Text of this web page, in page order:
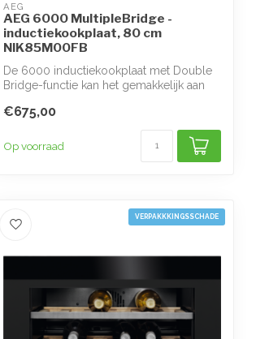
AEG
AEG 6000 MultipleBridge -
inductiekookplaat, 80 cm
NIK85M00FB
De 6000 inductiekookplaat met Double
Bridge-functie kan het gemakkelijk aan
€675,00
Op voorraad
VERPAKKKINGSSCHADE